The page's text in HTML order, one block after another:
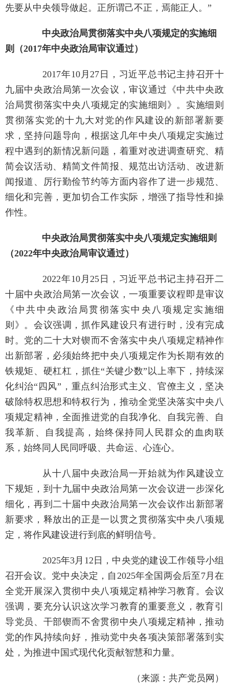
先要从中央领导做起。正所谓己不正，焉能正人。”
中央政治局贯彻落实中央八项规定的实施细
则（2017年中央政治局审议通过）
2017年10月27日，习近平总书记主持召开十
九届中央政治局第一次会议，审议通过《中共中央政
治局贯彻落实中央八项规定的实施细则》。实施细则
贯彻落实党的十九大对党的作风建设的新部署新要
求，坚持问题导向，根据这几年中央八项规定实施过
程中遇到的新情况新问题，着重对改进调查研究、精
简会议活动、精简文件简报、规范出访活动、改进新
闻报道、厉行勤俭节约等方面内容作了进一步规范、
细化和完善，更加切合工作实际，增强了指导性和操
作性。
中央政治局贯彻落实中央八项规定实施细则
（2022年中央政治局审议通过）
2022年10月25日，习近平总书记主持召开二
十届中央政治局第一次会议，一项重要议程即是审议
《中共中央政治局贯彻落实中央八项规定实施细
则》。会议强调，抓作风建设只有进行时，没有完成
时。党的二十大对锲而不舍落实中央八项规定精神作
出新部署，必须始终把中央八项规定作为长期有效的
铁规矩、硬杠杠，抓住“关键少数”以上率下，持续深
化纠治“四风”，重点纠治形式主义、官僚主义，坚决
破除特权思想和特权行为，推动全党坚决落实中央八
项规定精神，全面推进党的自我净化、自我完善、自
我革新、自我提高，始终保持同人民群众的血肉联
系，始终同人民同呼吸、共命运、心连心。
从十八届中央政治局一开始就为作风建设立
下规矩，到十九届中央政治局第一次会议进一步深化
细化，再到二十届中央政治局第一次会议作出新部署
新要求，释放出的正是一以贯之贯彻落实中央八项规
定，将作风建设进行到底的鲜明信号。
2025年3月12日，中央党的建设工作领导小组
召开会议。党中央决定，自2025年全国两会后至7月在
全党开展深入贯彻中央八项规定精神学习教育。会议
强调，要充分认识这次学习教育的重要意义，教育引
导党员、干部锲而不舍贯彻中央八项规定精神，推动
党的作风持续向好，推动党中央各项决策部署落到实
处，为推进中国式现代化贡献智慧和力量。
（来源：共产党员网）